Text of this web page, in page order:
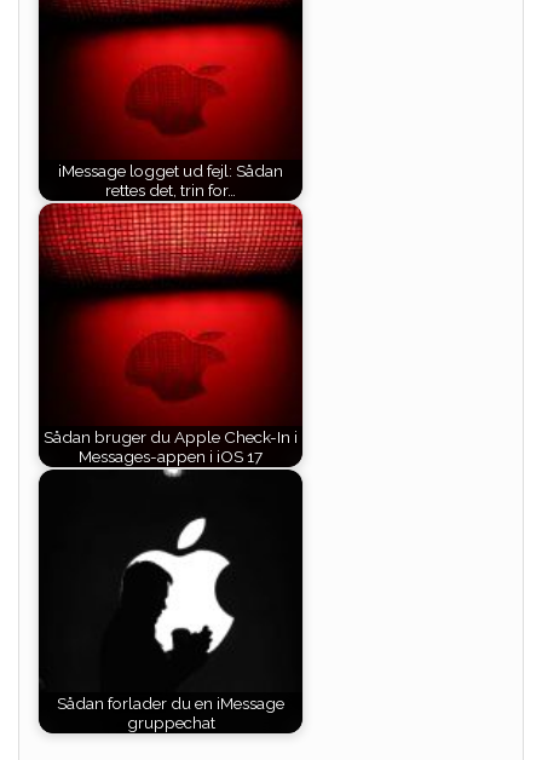
iMessage logget ud fejl: Sådan
rettes det, trin for…
Sådan bruger du Apple Check-In i
Messages-appen i iOS 17
Sådan forlader du en iMessage
gruppechat